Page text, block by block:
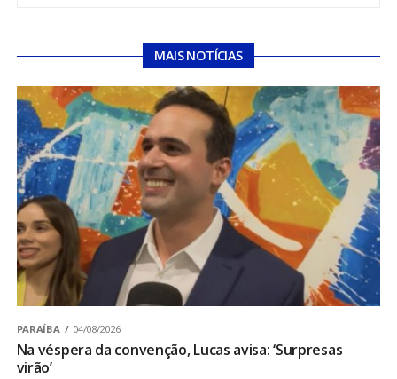
MAIS NOTÍCIAS
PARAÍBA 04/08/2026
Na véspera da convenção, Lucas avisa: ‘Surpresas
virão’